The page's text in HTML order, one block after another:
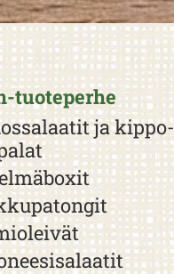
tuoteperhe
ja kippo-